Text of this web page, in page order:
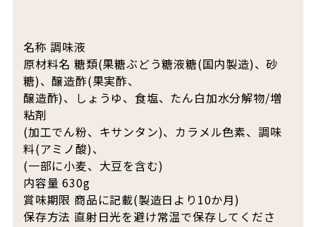
名称 調味液
原材料名 糖類(果糖ぶどう糖液糖(国内製造)、砂
糖)、醸造酢(果実酢、
醸造酢)、しょうゆ、食塩、たん白加水分解物/増
粘剤
(加工でん粉、キサンタン)、カラメル色素、調味
料(アミノ酸)、
(一部に小麦、大豆を含む)
内容量 630g
賞味期限 商品に記載(製造日より10か月)
保存方法 直射日光を避け常温で保存してくださ